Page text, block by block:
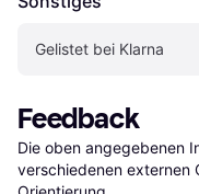
Gelistet bei Klarna
Feedback
Die oben angegebenen
verschiedenen externen